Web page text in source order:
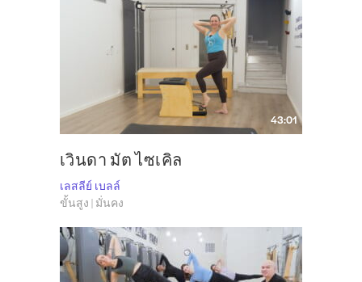
43:01
เวินดา มัต ไซเคิล
เลสลีย์ เบลล์
ขั้นสูง | มั่นคง